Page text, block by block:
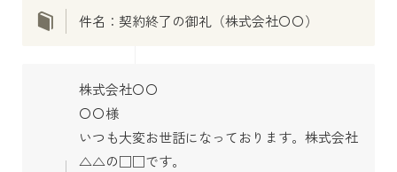
件名：契約終了の御礼（株式会社〇〇）
株式会社〇〇
〇〇様
いつも大変お世話になっております。株式会社
△△の□□です。